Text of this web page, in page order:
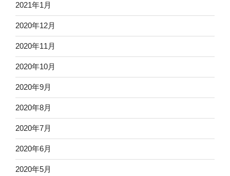
2021年1月
2020年12月
2020年11月
2020年10月
2020年9月
2020年8月
2020年7月
2020年6月
2020年5月